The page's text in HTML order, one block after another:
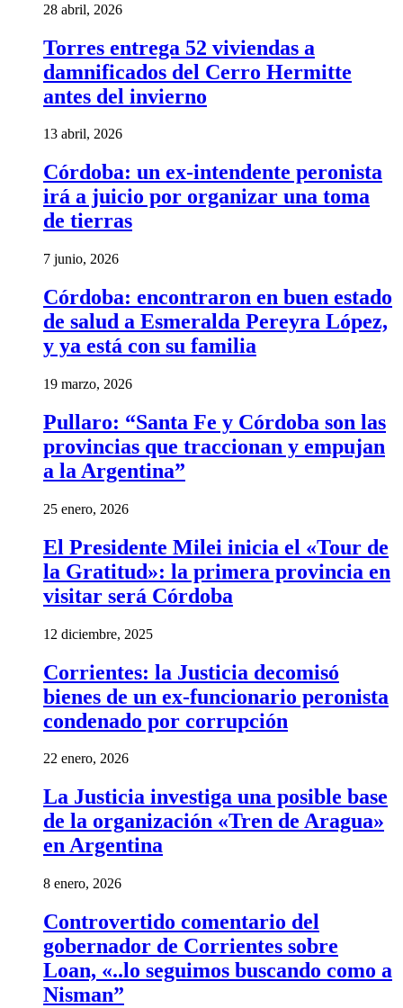
28 abril, 2026
Torres entrega 52 viviendas a
damnificados del Cerro Hermitte
antes del invierno
13 abril, 2026
Córdoba: un ex-intendente peronista
irá a juicio por organizar una toma
de tierras
7 junio, 2026
Córdoba: encontraron en buen estado
de salud a Esmeralda Pereyra López,
y ya está con su familia
19 marzo, 2026
Pullaro: “Santa Fe y Córdoba son las
provincias que traccionan y empujan
a la Argentina”
25 enero, 2026
El Presidente Milei inicia el «Tour de
la Gratitud»: la primera provincia en
visitar será Córdoba
12 diciembre, 2025
Corrientes: la Justicia decomisó
bienes de un ex-funcionario peronista
condenado por corrupción
22 enero, 2026
La Justicia investiga una posible base
de la organización «Tren de Aragua»
en Argentina
8 enero, 2026
Controvertido comentario del
gobernador de Corrientes sobre
Loan, «..lo seguimos buscando como a
Nisman”